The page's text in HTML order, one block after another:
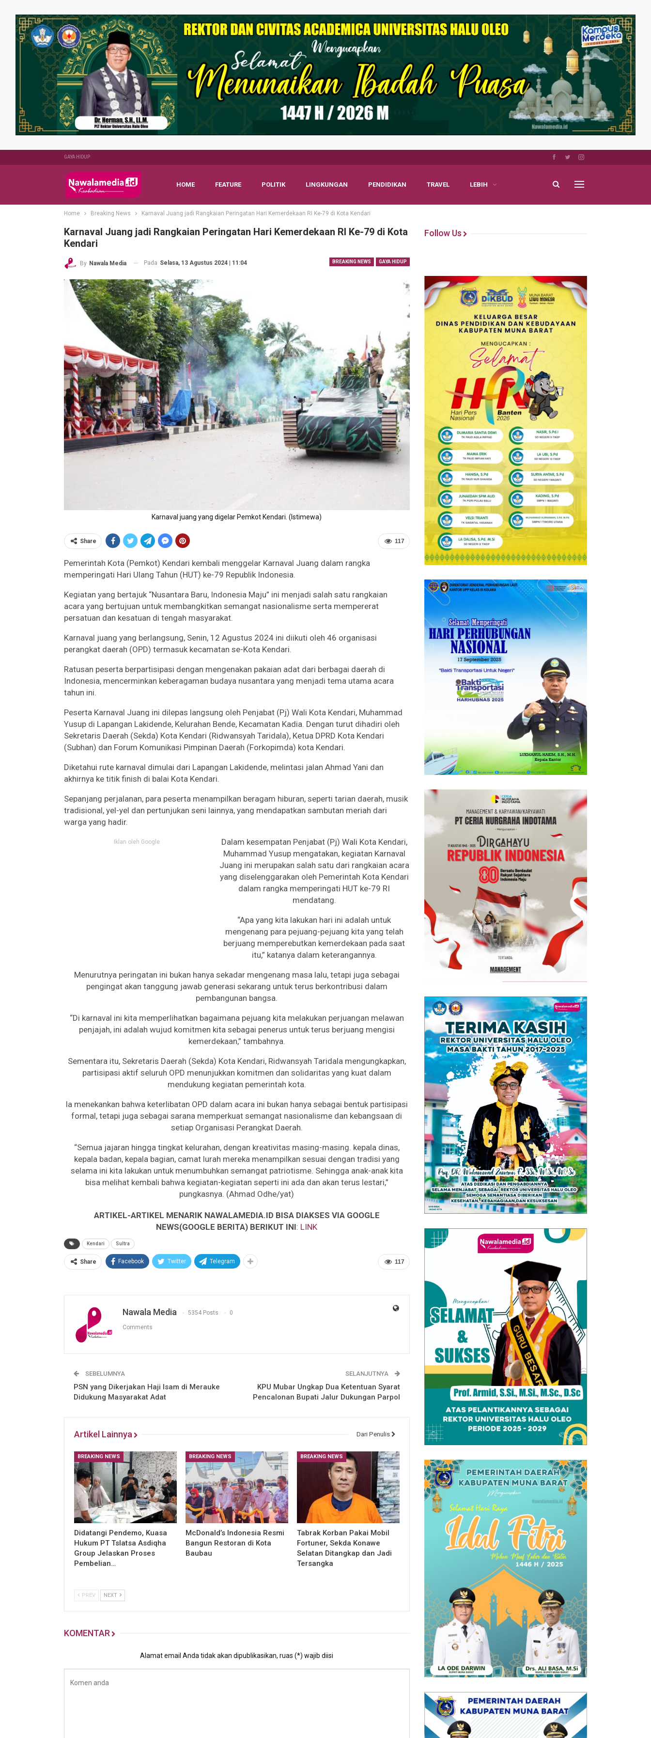
GAYA HIDUP
HOME FEATURE POLITIK LINGKUNGAN PENDIDIKAN TRAVEL LEBIH
Home Breaking News Karnaval Juang jadi Rangkaian Peringatan Hari Kemerdekaan RI Ke-79 di Kota Kendari
Karnaval Juang jadi Rangkaian Peringatan Hari Kemerdekaan RI Ke-79 di Kota
Kendari
BREAKING NEWS GAYA HIDUP
By Nawala Media Pada Selasa, 13 Agustus 2024 | 11:04
Karnaval juang yang digelar Pemkot Kendari. (Istimewa)
117
Share
Pemerintah Kota (Pemkot) Kendari kembali menggelar Karnaval Juang dalam rangka
memperingati Hari Ulang Tahun (HUT) ke-79 Republik Indonesia.
Kegiatan yang bertajuk “Nusantara Baru, Indonesia Maju” ini menjadi salah satu rangkaian
acara yang bertujuan untuk membangkitkan semangat nasionalisme serta mempererat
persatuan dan kesatuan di tengah masyarakat.
Karnaval juang yang berlangsung, Senin, 12 Agustus 2024 ini diikuti oleh 46 organisasi
perangkat daerah (OPD) termasuk kecamatan se-Kota Kendari.
Ratusan peserta berpartisipasi dengan mengenakan pakaian adat dari berbagai daerah di
Indonesia, mencerminkan keberagaman budaya nusantara yang menjadi tema utama acara
tahun ini.
Peserta Karnaval Juang ini dilepas langsung oleh Penjabat (Pj) Wali Kota Kendari, Muhammad
Yusup di Lapangan Lakidende, Kelurahan Bende, Kecamatan Kadia. Dengan turut dihadiri oleh
Sekretaris Daerah (Sekda) Kota Kendari (Ridwansyah Taridala), Ketua DPRD Kota Kendari
(Subhan) dan Forum Komunikasi Pimpinan Daerah (Forkopimda) kota Kendari.
Diketahui rute karnaval dimulai dari Lapangan Lakidende, melintasi jalan Ahmad Yani dan
akhirnya ke titik finish di balai Kota Kendari.
Sepanjang perjalanan, para peserta menampilkan beragam hiburan, seperti tarian daerah, musik
tradisional, yel-yel dan pertunjukan seni lainnya, yang mendapatkan sambutan meriah dari
warga yang hadir.
Iklan oleh Google
Dalam kesempatan Penjabat (Pj) Wali Kota Kendari,
Muhammad Yusup mengatakan, kegiatan Karnaval
Juang ini merupakan salah satu dari rangkaian acara
yang diselenggarakan oleh Pemerintah Kota Kendari
dalam rangka memperingati HUT ke-79 RI
mendatang.
“Apa yang kita lakukan hari ini adalah untuk
mengenang para pejuang-pejuang kita yang telah
berjuang memperebutkan kemerdekaan pada saat
itu,” katanya dalam keterangannya.
Menurutnya peringatan ini bukan hanya sekadar mengenang masa lalu, tetapi juga sebagai
pengingat akan tanggung jawab generasi sekarang untuk terus berkontribusi dalam
pembangunan bangsa.
“Di karnaval ini kita memperlihatkan bagaimana pejuang kita melakukan perjuangan melawan
penjajah, ini adalah wujud komitmen kita sebagai penerus untuk terus berjuang mengisi
kemerdekaan,” tambahnya.
Sementara itu, Sekretaris Daerah (Sekda) Kota Kendari, Ridwansyah Taridala mengungkapkan,
partisipasi aktif seluruh OPD menunjukkan komitmen dan solidaritas yang kuat dalam
mendukung kegiatan pemerintah kota.
Ia menekankan bahwa keterlibatan OPD dalam acara ini bukan hanya sebagai bentuk partisipasi
formal, tetapi juga sebagai sarana memperkuat semangat nasionalisme dan kebangsaan di
setiap Organisasi Perangkat Daerah.
“Semua jajaran hingga tingkat kelurahan, dengan kreativitas masing-masing. kepala dinas,
kepala badan, kepala bagian, camat lurah mereka menampilkan sesuai dengan tradisi yang
selama ini kita lakukan untuk menumbuhkan semangat patriotisme. Sehingga anak-anak kita
bisa melihat kembali bahwa kegiatan-kegiatan seperti ini ada dan akan terus lestari,”
pungkasnya. (Ahmad Odhe/yat)
ARTIKEL-ARTIKEL MENARIK NAWALAMEDIA.ID BISA DIAKSES VIA GOOGLE
NEWS(GOOGLE BERITA) BERIKUT INI: LINK
Kendari Sultra
117
Share Facebook Twitter Telegram
Nawala Media 5354 Posts 0
Comments
SEBELUMNYA
PSN yang Dikerjakan Haji Isam di Merauke
Didukung Masyarakat Adat
SELANJUTNYA
KPU Mubar Ungkap Dua Ketentuan Syarat
Pencalonan Bupati Jalur Dukungan Parpol
Artikel Lainnya Dari Penulis
BREAKING NEWS
Didatangi Pendemo, Kuasa
Hukum PT Tslatsa Asdiqha
Group Jelaskan Proses
Pembelian…
BREAKING NEWS
McDonald’s Indonesia Resmi
Bangun Restoran di Kota
Baubau
BREAKING NEWS
Tabrak Korban Pakai Mobil
Fortuner, Sekda Konawe
Selatan Ditangkap dan Jadi
Tersangka
PREV NEXT
KOMENTAR
Alamat email Anda tidak akan dipublikasikan, ruas (*) wajib diisi
Follow Us